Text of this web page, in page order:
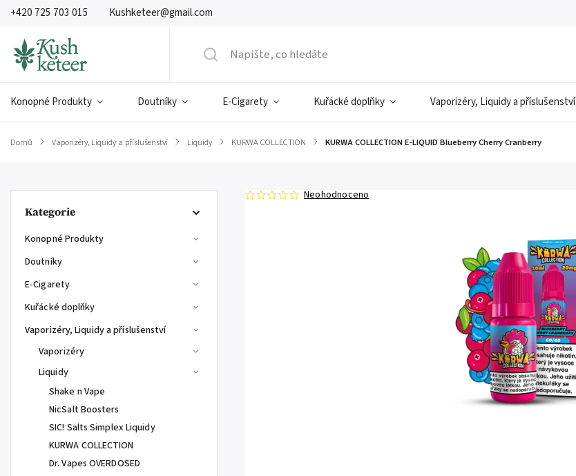
+420 725 703 015 Kushketeer@gmail.com
Konopné Produkty Doutníky E-Cigarety Kuřácké doplňky Vaporizéry, Liquidy a příslušenství
Domů / Vaporizéry, Liquidy a příslušenství / Liquidy / KURWA COLLECTION / KURWA COLLECTION E-LIQUID Blueberry Cherry Cranberry
Kategorie
Konopné Produkty
Doutníky
E-Cigarety
Kuřácké doplňky
Vaporizéry, Liquidy a příslušenství
Vaporizéry
Liquidy
Shake n Vape
NicSalt Boosters
SIC! Salts Simplex Liquidy
KURWA COLLECTION
Dr. Vapes OVERDOSED
Neohodnoceno